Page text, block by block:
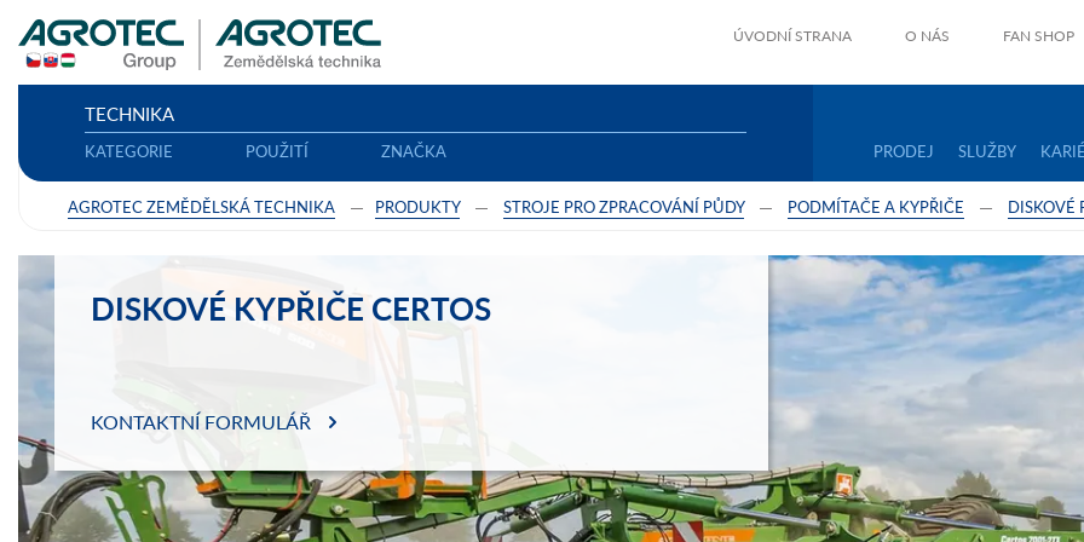
ÚVODNÍ STRANA O NÁS FAN SHOP
TECHNIKA
KATEGORIE POUŽITÍ ZNAČKA PRODEJ SLUŽBY
AGROTEC ZEMĚDĚLSKÁ TECHNIKA PRODUKTY STROJE PRO ZPRACOVÁNÍ PŮDY PODMÍTAČE A KYPŘIČE DISKOVÉ
DISKOVÉ KYPŘIČE CERTOS
KONTAKTNÍ FORMULÁŘ